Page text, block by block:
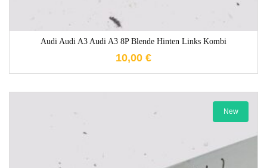
Audi Audi A3 Audi A3 8P Blende Hinten Links Kombi
10,00 €
New